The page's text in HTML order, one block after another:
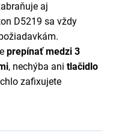
aj
D5219 sa vždy
prepínať medzi 3
, nechýba ani tlačidlo
zafixujete